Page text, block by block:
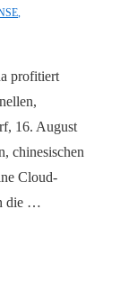
profitiert
16. August
chinesischen
Cloud-
die …